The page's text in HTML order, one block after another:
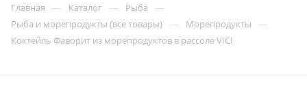
Главная — Каталог — Рыба —
Рыба и морепродукты (все товары) — Морепродукты —
Коктейль Фаворит из морепродуктов в рассоле VICI